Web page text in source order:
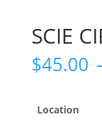
SCIE
$45.00
Location